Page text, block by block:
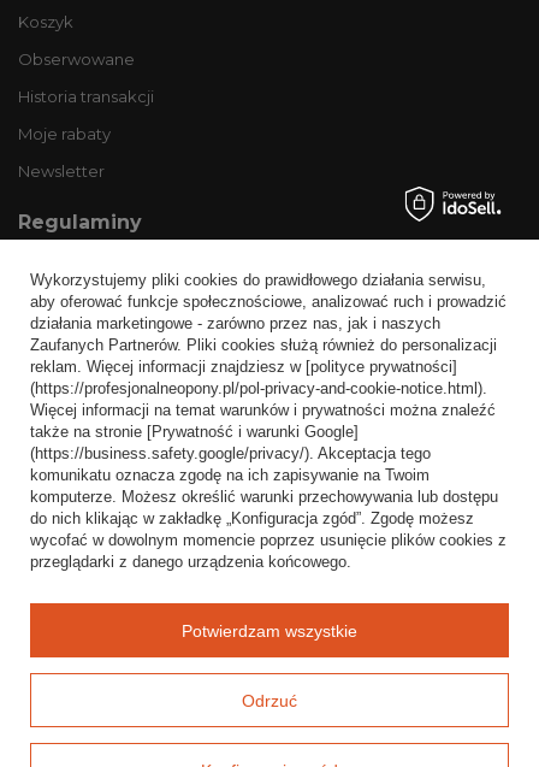
Koszyk
Obserwowane
Historia transakcji
Moje rabaty
Newsletter
Regulaminy
Wysyłka
Sposoby płatności i prowizje
Regulamin
Polityka prywatności
Odstąpienie od umowy
Popularne kategorie
Opony bezdętkowe
Opony dętkowe
Wykorzystujemy pliki cookies do prawidłowego działania serwisu,
aby oferować funkcje społecznościowe, analizować ruch i prowadzić
działania marketingowe - zarówno przez nas, jak i naszych
Zaufanych Partnerów. Pliki cookies służą również do personalizacji
reklam. Więcej informacji znajdziesz w [polityce prywatności]
(https://profesjonalneopony.pl/pol-privacy-and-cookie-notice.html).
Więcej informacji na temat warunków i prywatności można znaleźć
także na stronie [Prywatność i warunki Google]
(https://business.safety.google/privacy/). Akceptacja tego
komunikatu oznacza zgodę na ich zapisywanie na Twoim
komputerze. Możesz określić warunki przechowywania lub dostępu
do nich klikając w zakładkę „Konfiguracja zgód”. Zgodę możesz
wycofać w dowolnym momencie poprzez usunięcie plików cookies z
przeglądarki z danego urządzenia końcowego.
Odrzuć
Potwierdzam wszystkie